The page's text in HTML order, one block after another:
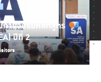
การอบรมหลักสูตร
ปีที่ 2